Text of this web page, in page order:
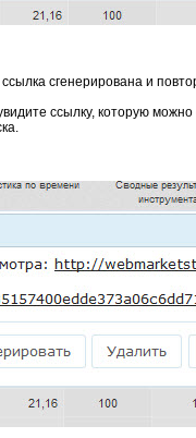
сгенерирована и
ссылку, которую